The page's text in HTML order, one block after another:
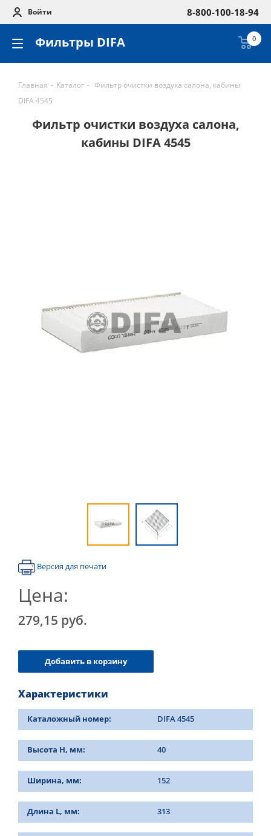
Войти 8-800-100-18-94
Фильтры DIFA 0
Главная - Каталог - Фильтр очистки воздуха салона, кабины
DIFA 4545
Фильтр очистки воздуха салона,
кабины DIFA 4545
Версия для печати
Цена:
279,15 руб.
Добавить в корзину
Характеристики
Каталожный номер: DIFA 4545
Высота Н, мм: 40
Ширина, мм: 152
Длина L, мм: 313